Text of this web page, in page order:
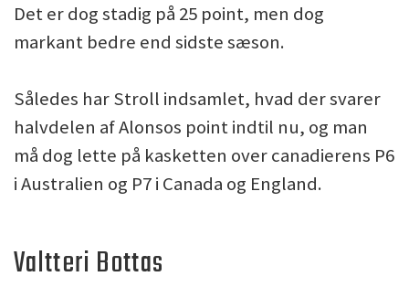
Det er dog stadig på 25 point, men dog
markant bedre end sidste sæson.
Således har Stroll indsamlet, hvad der svarer
halvdelen af Alonsos point indtil nu, og man
må dog lette på kasketten over canadierens P6
i Australien og P7 i Canada og England.
Valtteri Bottas